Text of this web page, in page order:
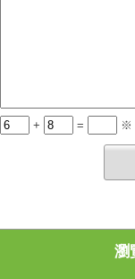
+ = ※
瀏